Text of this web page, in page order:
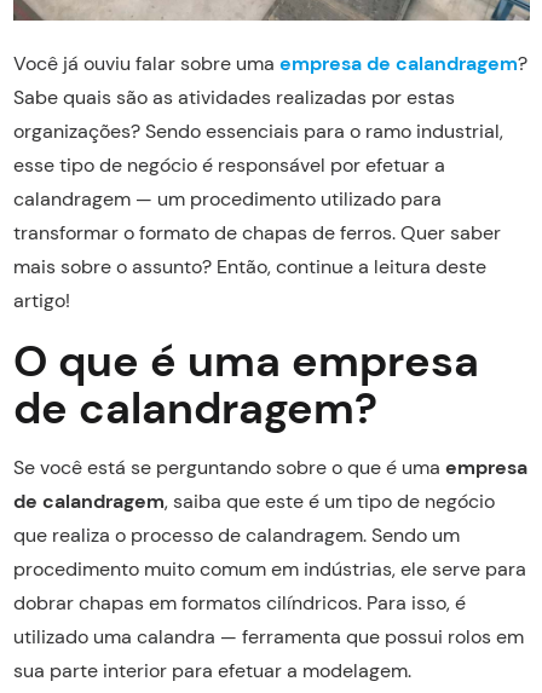
Você já ouviu falar sobre uma empresa de calandragem?
Sabe quais são as atividades realizadas por estas
organizações? Sendo essenciais para o ramo industrial,
esse tipo de negócio é responsável por efetuar a
calandragem — um procedimento utilizado para
transformar o formato de chapas de ferros. Quer saber
mais sobre o assunto? Então, continue a leitura deste
artigo!
O que é uma empresa
de calandragem?
Se você está se perguntando sobre o que é uma empresa
de calandragem, saiba que este é um tipo de negócio
que realiza o processo de calandragem. Sendo um
procedimento muito comum em indústrias, ele serve para
dobrar chapas em formatos cilíndricos. Para isso, é
utilizado uma calandra — ferramenta que possui rolos em
sua parte interior para efetuar a modelagem.